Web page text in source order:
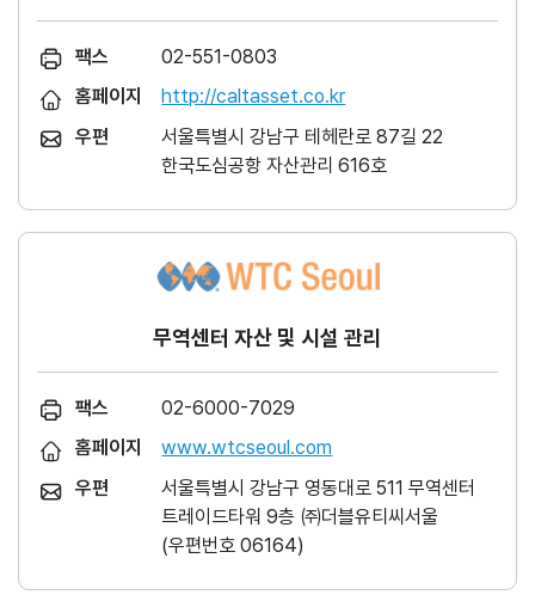
팩스
02-551-0803
홈페이지
http://caltasset.co.kr
우편
서울특별시 강남구 테헤란로 87길 22
한국도심공항 자산관리 616호
무역센터 자산 및 시설 관리
팩스
02-6000-7029
홈페이지
www.wtcseoul.com
우편
서울특별시 강남구 영동대로 511 무역센터
트레이드타워 9층 ㈜더블유티씨서울
(우편번호 06164)